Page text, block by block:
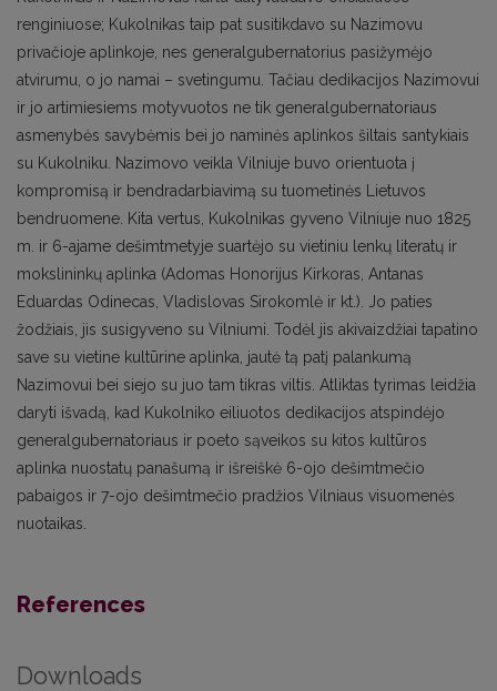
renginiuose; Kukolnikas taip pat susitikdavo su Nazimovu
privačioje aplinkoje, nes generalgubernatorius pasižymėjo
atvirumu, o jo namai – svetingumu. Tačiau dedikacijos Nazimovui
ir jo artimiesiems motyvuotos ne tik generalgubernatoriaus
asmenybės savybėmis bei jo naminės aplinkos šiltais santykiais
su Kukolniku. Nazimovo veikla Vilniuje buvo orientuota į
kompromisą ir bendradarbiavimą su tuometinės Lietuvos
bendruomene. Kita vertus, Kukolnikas gyveno Vilniuje nuo 1825
m. ir 6-ajame dešimtmetyje suartėjo su vietiniu lenkų literatų ir
mokslininkų aplinka (Adomas Honorijus Kirkoras, Antanas
Eduardas Odinecas, Vladislovas Sirokomlė ir kt.). Jo paties
žodžiais, jis susigyveno su Vilniumi. Todėl jis akivaizdžiai tapatino
save su vietine kultūrine aplinka, jautė tą patį palankumą
Nazimovui bei siejo su juo tam tikras viltis. Atliktas tyrimas leidžia
daryti išvadą, kad Kukolniko eiliuotos dedikacijos atspindėjo
generalgubernatoriaus ir poeto sąveikos su kitos kultūros
aplinka nuostatų panašumą ir išreiškė 6-ojo dešimtmečio
pabaigos ir 7-ojo dešimtmečio pradžios Vilniaus visuomenės
nuotaikas.
References
Downloads